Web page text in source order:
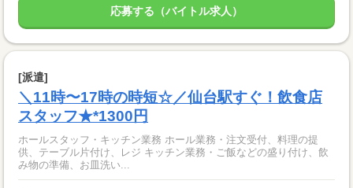
応募する（バイトル求人）
[派遣]
＼11時〜17時の時短☆／仙台駅すぐ！飲食店
スタッフ★*1300円
ホールスタッフ・キッチン業務 ホール業務・注文受付、料理の提
供、テーブル片付け、レジ キッチン業務・ご飯などの盛り付け、飲
み物の準備、お皿洗い...